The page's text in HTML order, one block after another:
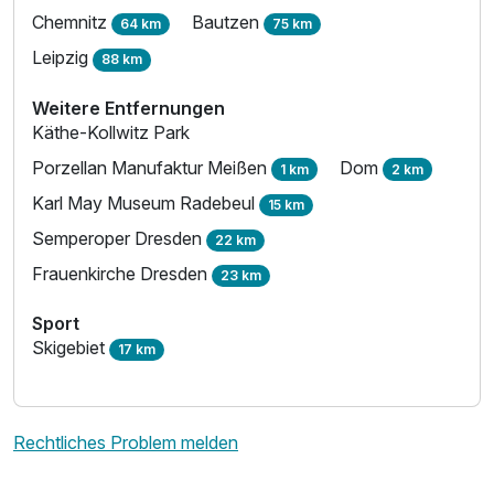
Chemnitz 64 km Bautzen 75 km
Leipzig 88 km
Weitere Entfernungen
Käthe-Kollwitz Park
Porzellan Manufaktur Meißen 1 km Dom 2 km
Karl May Museum Radebeul 15 km
Semperoper Dresden 22 km
Frauenkirche Dresden 23 km
Sport
Skigebiet 17 km
Rechtliches Problem melden